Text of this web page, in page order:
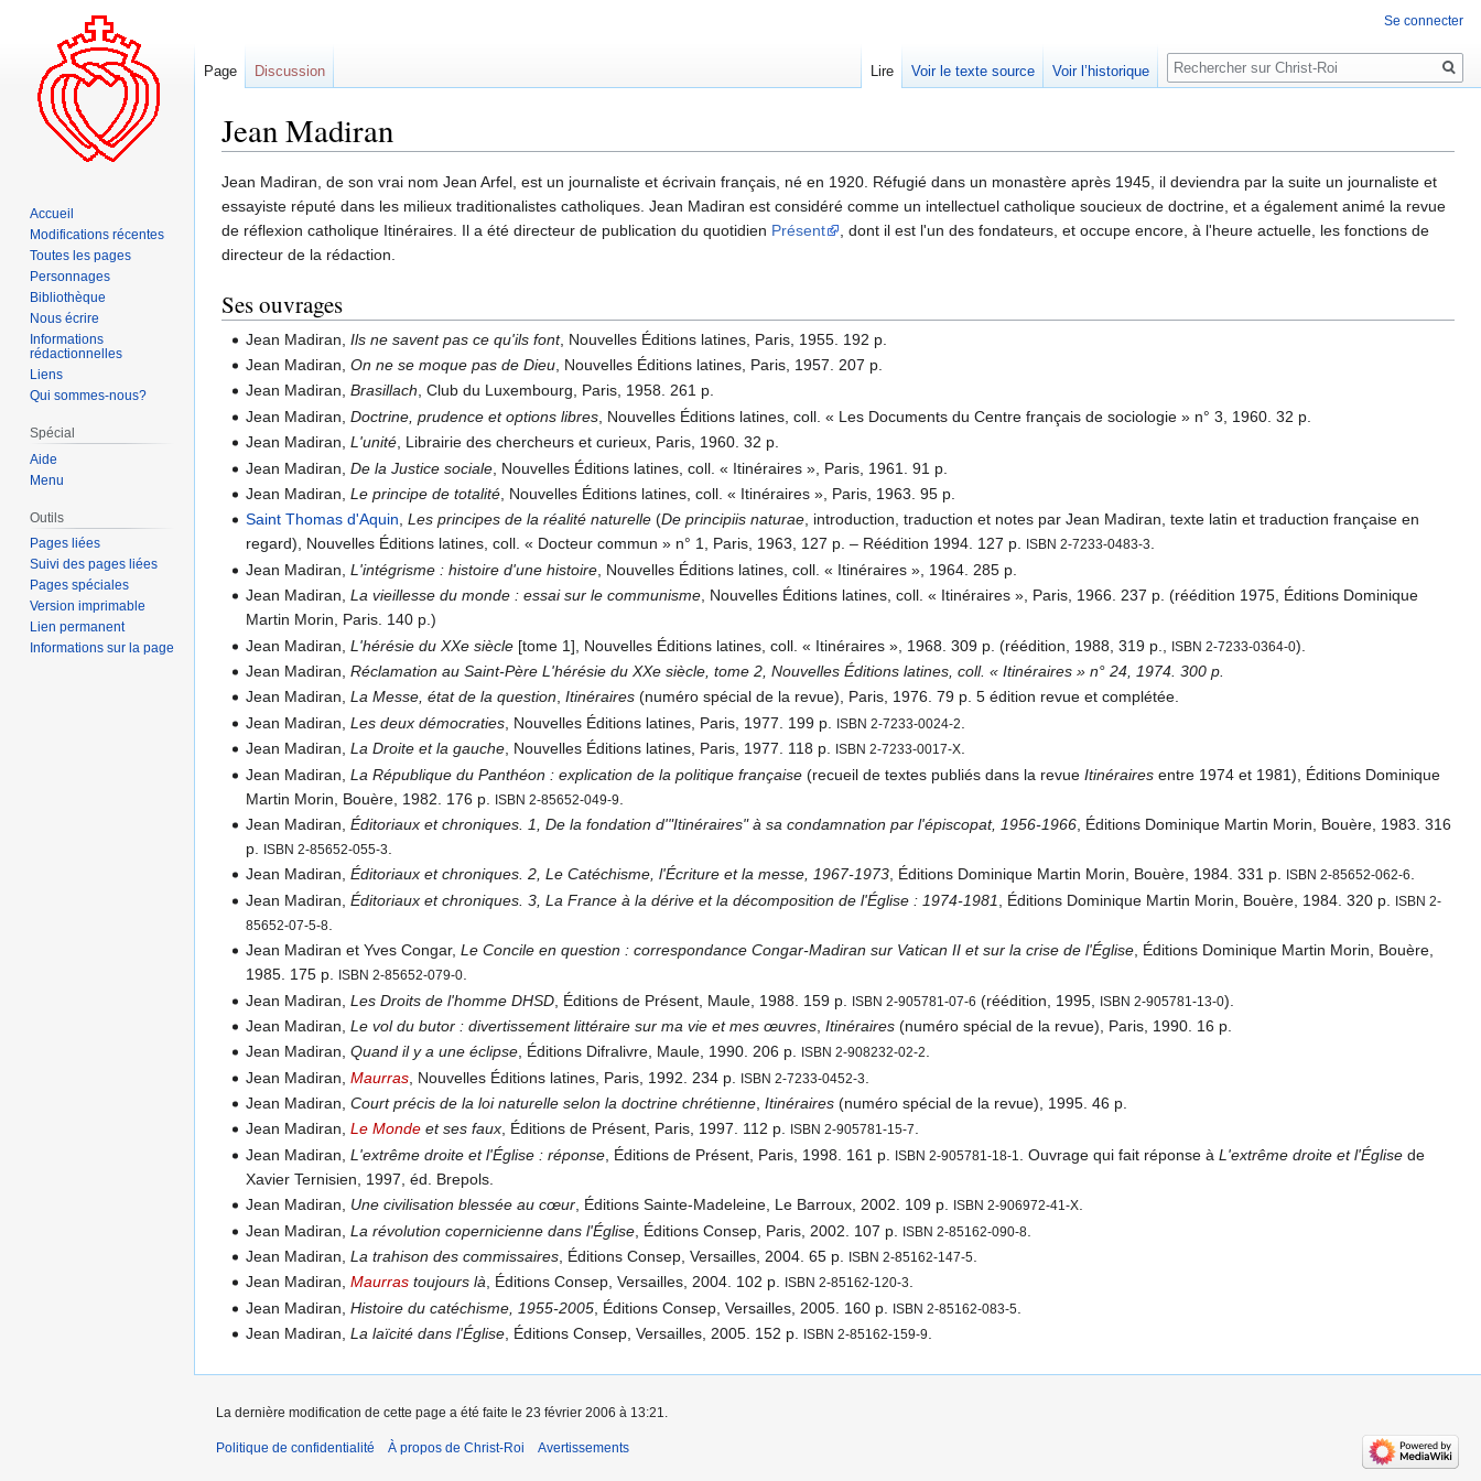
Jean Madiran
Aller
à
la
navigation
Aller
à
la
recherche
Jean Madiran, de son vrai nom Jean Arfel, est un journaliste et écrivain français, né en 1920. Réfugié dans un monastère après 1945, il deviendra par la suite un journaliste et
essayiste réputé dans les milieux traditionalistes catholiques. Jean Madiran est considéré comme un intellectuel catholique soucieux de doctrine, et a également animé la revue
de réflexion catholique Itinéraires. Il a été directeur de publication du quotidien Présent
, dont il est l'un des fondateurs, et occupe encore, à l'heure actuelle, les fonctions de
directeur de la rédaction.
Ses ouvrages
Jean Madiran,Ils ne savent pas ce qu'ils font, Nouvelles Éditions latines, Paris, 1955. 192 p.
Jean Madiran,On ne se moque pas de Dieu , Nouvelles Éditions latines, Paris, 1957. 207 p.
Jean Madiran,Brasillach, Club du Luxembourg, Paris, 1958. 261 p.
Jean Madiran,Doctrine, prudence et options libres , Nouvelles Éditions latines, coll. « Les Documents du Centre français de sociologie » n° 3, 1960. 32 p.
Jean Madiran,L'unité, Librairie des chercheurs et curieux, Paris, 1960. 32 p.
Jean Madiran,De la Justice sociale , Nouvelles Éditions latines, coll. « Itinéraires », Paris, 1961. 91 p.
Jean Madiran,Le principe de totalité , Nouvelles Éditions latines, coll. « Itinéraires », Paris, 1963. 95 p.
Saint Thomas d'Aquin,Les principes de la réalité naturelle (De principiis naturae, introduction, traduction et notes par Jean Madiran, texte latin et traduction française en
regard), Nouvelles Éditions latines, coll. « Docteur commun » n° 1, Paris, 1963, 127 p. – Réédition 1994. 127 p.
ISBN 2-7233-0483-3.
Jean Madiran,L'intégrisme : histoire d'une histoire , Nouvelles Éditions latines, coll. « Itinéraires », 1964. 285 p.
Jean Madiran,La vieillesse du monde : essai sur le communisme, Nouvelles Éditions latines, coll. « Itinéraires », Paris, 1966. 237 p. (réédition 1975, Éditions Dominique
Martin Morin, Paris. 140 p.)
Jean Madiran,L'hérésie du XXe siècle [tome 1], Nouvelles Éditions latines, coll. « Itinéraires », 1968. 309 p. (réédition, 1988, 319 p., ISBN 2-7233-0364-0).
Jean Madiran,Réclamation au Saint-Père L'hérésie du XXe siècle, tome 2, Nouvelles Éditions latines, coll. « Itinéraires » n° 24, 1974. 300 p.
Jean Madiran,La Messe, état de la question,Itinéraires (numéro spécial de la revue), Paris, 1976. 79 p. 5 édition revue et complétée.
Jean Madiran,Les deux démocraties , Nouvelles Éditions latines, Paris, 1977. 199 p. ISBN 2-7233-0024-2
Jean Madiran,La Droite et la gauche , Nouvelles Éditions latines, Paris, 1977. 118 p. ISBN 2-7233-0017-X
Jean Madiran,La République du Panthéon : explication de la politique française (recueil de textes publiés dans la revueItinéraires entre 1974 et 1981), Éditions Dominique
Martin Morin, Bouère, 1982. 176 p.
ISBN 2-85652-049-9
Jean Madiran,Éditoriaux et chroniques. 1, De la fondation d'"Itinéraires" à sa condamnation par l'épiscopat, 1956-1966 , Éditions Dominique Martin Morin, Bouère, 1983. 316
p.
ISBN 2-85652-055-3
Jean Madiran,Éditoriaux et chroniques. 2, Le Catéchisme, l'Écriture et la messe, 1967-1973, Éditions Dominique Martin Morin, Bouère, 1984. 331 p. ISBN 2-85652-062-6.
Jean Madiran,Éditoriaux et chroniques. 3, La France à la dérive et la décomposition de l'Église : 1974-1981 , Éditions Dominique Martin Morin, Bouère, 1984. 320 p.
ISBN 2-
85652-07-5-8
Jean Madiran et Yves Congar,Le Concile en question : correspondance Congar-Madiran sur Vatican II et sur la crise de l'Église , Éditions Dominique Martin Morin, Bouère,
1985. 175 p.
ISBN 2-85652-079-0
Jean Madiran,Les Droits de l'homme DHSD , Éditions de Présent, Maule, 1988. 159 p. ISBN 2-905781-07-6 (réédition, 1995, ISBN 2-905781-13-0).
Jean Madiran,Le vol du butor : divertissement littéraire sur ma vie et mes œuvres ,Itinéraires (numéro spécial de la revue), Paris, 1990. 16 p.
Jean Madiran,Quand il y a une éclipse, Éditions Difralivre, Maule, 1990. 206 p. ISBN 2-908232-02-2.
Jean Madiran,Maurras , Nouvelles Éditions latines, Paris, 1992. 234 p. ISBN 2-7233-0452-3
Jean Madiran,Court précis de la loi naturelle selon la doctrine chrétienne ,Itinéraires (numéro spécial de la revue), 1995. 46 p.
Jean Madiran,Le Monde et ses faux, Éditions de Présent, Paris, 1997. 112 p. ISBN 2-905781-15-7.
Jean Madiran,L'extrême droite et l'Église : réponse , Éditions de Présent, Paris, 1998. 161 p. ISBN 2-905781-18-1 . Ouvrage qui fait réponse àL'extrême droite et l'Église de
Xavier Ternisien, 1997, éd. Brepols.
Jean Madiran, Une civilisation blessée au cœur, Éditions Sainte-Madeleine, Le Barroux, 2002. 109 p. ISBN 2-906972-41-X.
Jean Madiran,La révolution copernicienne dans l'Église , Éditions Consep, Paris, 2002. 107 p. ISBN 2-85162-090-8
Jean Madiran,La trahison des commissaires , Éditions Consep, Versailles, 2004. 65 p. ISBN 2-85162-147-5
Jean Madiran,Maurras toujours là, Éditions Consep, Versailles, 2004. 102 p. ISBN 2-85162-120-3.
Jean Madiran,Histoire du catéchisme, 1955-2005 , Éditions Consep, Versailles, 2005. 160 p. ISBN 2-85162-083-5
Jean Madiran,La laïcité dans l'Église, Éditions Consep, Versailles, 2005. 152 p. ISBN 2-85162-159-9.
Se connecter
Page Discussion Lire Voir le texte source Voir l’historique
Rechercher
Accueil
Modifications récentes
Toutes les pages
Personnages
Bibliothèque
Nous écrire
Informations
rédactionnelles
Liens
Qui sommes-nous?
Spécial
Aide
Menu
Outils
Pages liées
Suivi des pages liées
Pages spéciales
Version imprimable
Lien permanent
Informations sur la page
La dernière modification de cette page a été faite le 23 février 2006 à 13:21.
Politique de confidentialité À propos de Christ-Roi Avertissements